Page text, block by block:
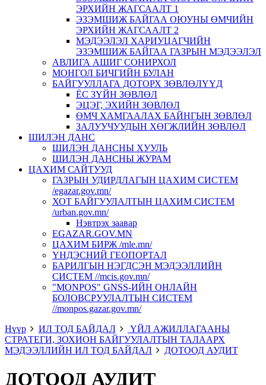
ЭРХИЙН ЖАГСААЛТ 1
ЭЗЭМШИЖ БАЙГАА ОЮУНЫ ӨМЧИЙН
ЭРХИЙН ЖАГСААЛТ 2
МЭДЭЭЛЭЛ ХАРИУЦАГЧИЙН
ЭЗЭМШИЖ БАЙГАА ГАЗРЫН МЭДЭЭЛЭЛ
АВЛИГА АШИГ СОНИРХОЛ
МОНГОЛ БИЧГИЙН БУЛАН
БАЙГУУЛЛАГА ДОТОРХ ЗӨВЛӨЛҮҮД
ЁС ЗҮЙН ЗӨВЛӨЛ
ЭЦЭГ, ЭХИЙН ЗӨВЛӨЛ
ӨМЧ ХАМГААЛАХ БАЙНГЫН ЗӨВЛӨЛ
ЗАЛУУЧУУДЫН ХӨГЖЛИЙН ЗӨВЛӨЛ
ШИЛЭН ДАНС
ШИЛЭН ДАНСНЫ ХУУЛЬ
ШИЛЭН ДАНСНЫ ЖУРАМ
ЦАХИМ САЙТУУД
ГАЗРЫН УДИРДЛАГЫН ЦАХИМ СИСТЕМ
/egazar.gov.mn/
ХОТ БАЙГУУЛАЛТЫН ЦАХИМ СИСТЕМ
/urban.gov.mn/
Нэвтрэх заавар
EGAZAR.GOV.MN
ЦАХИМ БИРЖ /mle.mn/
ҮНДЭСНИЙ ГЕОПОРТАЛ
БАРИЛГЫН НЭГДСЭН МЭДЭЭЛЛИЙН
СИСТЕМ //mcis.gov.mn/
"MONPOS" GNSS-ИЙН ОНЛАЙН
БОЛОВСРУУЛАЛТЫН СИСТЕМ
//monpos.gazar.gov.mn/
Нүүр
ИЛ ТОД БАЙДАЛ
ҮЙЛ АЖИЛЛАГААНЫ
СТРАТЕГИ, ЗОХИОН БАЙГУУЛАЛТЫН ТАЛААРХ
МЭДЭЭЛЛИЙН ИЛ ТОД БАЙДАЛ
ДОТООД АУДИТ
ДОТООД АУДИТ